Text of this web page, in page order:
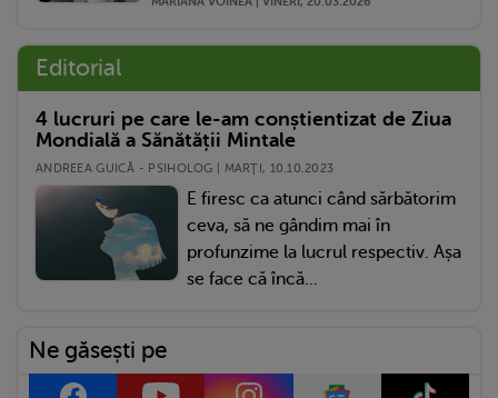
Editorial
4 lucruri pe care le-am conștientizat de Ziua
Mondială a Sănătății Mintale
ANDREEA GUICĂ - PSIHOLOG | MARŢI, 10.10.2023
E firesc ca atunci când sărbătorim
ceva, să ne gândim mai în
profunzime la lucrul respectiv. Așa
se face că încă...
Ne găsești pe